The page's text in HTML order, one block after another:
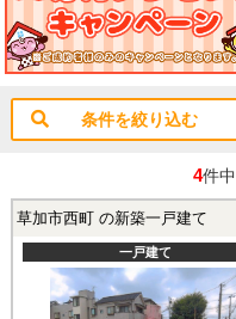
条件を絞り込む
4件中
草加市西町 の新築一戸建て
一戸建て